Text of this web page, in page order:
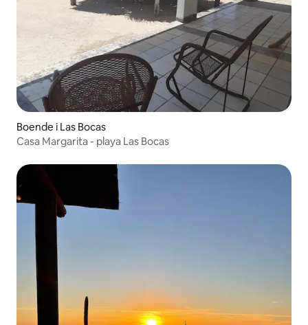
Boende i Las Bocas
Casa Margarita - playa Las Bocas